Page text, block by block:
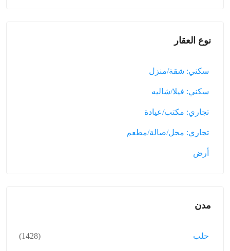
نوع العقار
سكني: شقة/منزل
سكني: فيلا/شاليه
تجاري: مكتب/عيادة
تجاري: محل/صالة/مطعم
أرض
مدن
حلب (1428)